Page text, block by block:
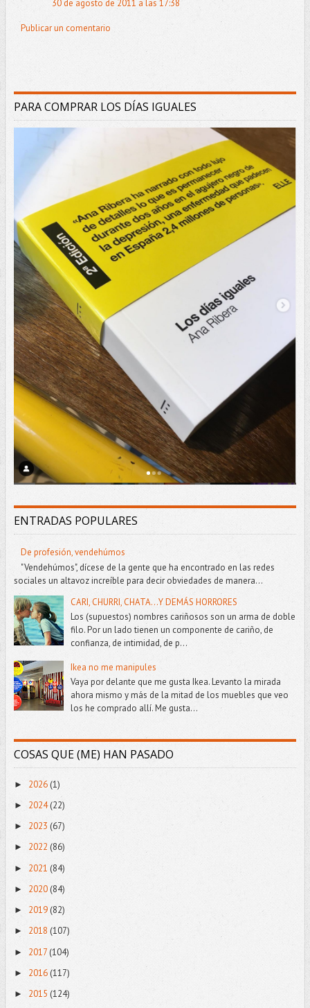
30 de agosto de 2011 a las 17:38
Publicar un comentario
PARA COMPRAR LOS DÍAS IGUALES
ENTRADAS POPULARES
De profesión, vendehúmos
"Vendehúmos", dícese de la gente que ha encontrado en las redes
sociales un altavoz increíble para decir obviedades de manera...
CARI, CHURRI, CHATA...Y DEMÁS HORRORES
Los (supuestos) nombres cariñosos son un arma de doble
filo. Por un lado tienen un componente de cariño, de
confianza, de intimidad, de p...
Ikea no me manipules
Vaya por delante que me gusta Ikea. Levanto la mirada
ahora mismo y más de la mitad de los muebles que veo
los he comprado allí. Me gusta...
COSAS QUE (ME) HAN PASADO
► 2026 (1)
► 2024(22)
► 2023 (67)
► 2022 (86)
► 2021 (84)
► 2020(84)
► 2019(82)
► 2018 (107)
► 2017(104)
► 2016 (117)
► 2015 (124)